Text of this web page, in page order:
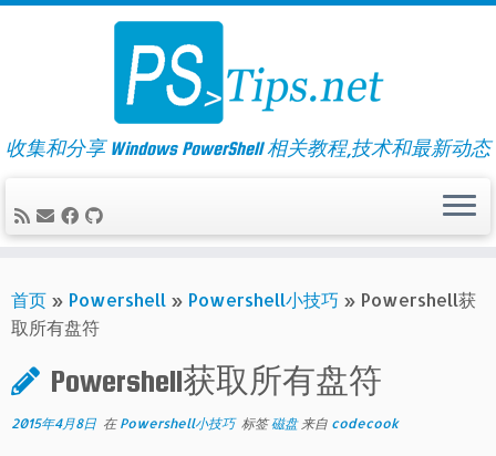
Skip
收集和分享 Windows PowerShell 相关教程,技术和最新动态
首页 » Powershell » Powershell小技巧 » Powershell获
取所有盘符
Powershell获取所有盘符
2015年4月8日 在 Powershell小技巧 标签磁盘 来自 codecook